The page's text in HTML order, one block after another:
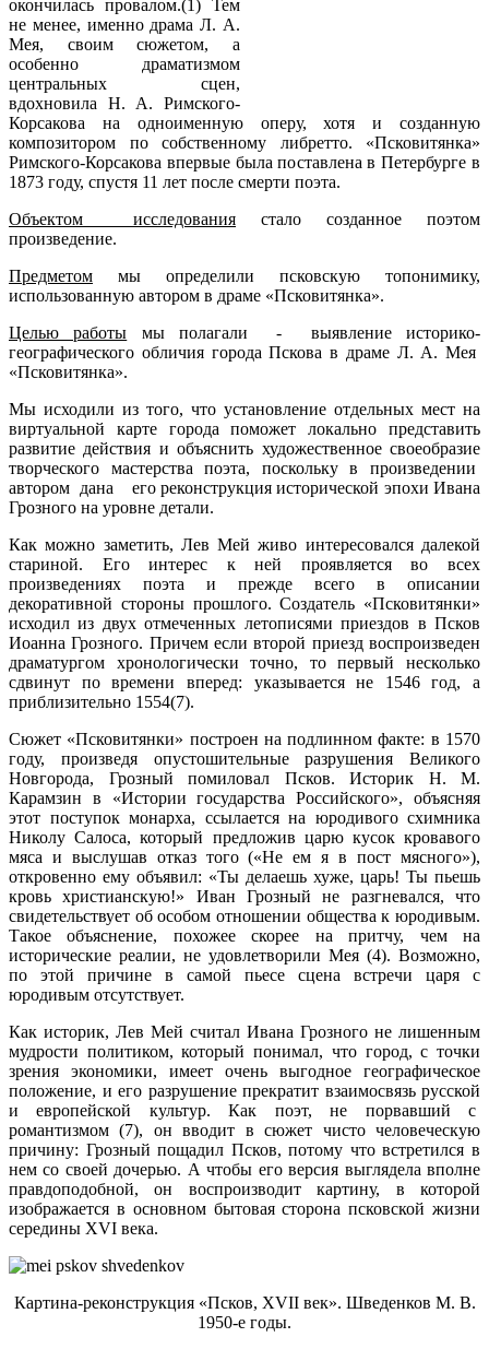
окончилась провалом.(1) Тем
не менее, именно драма Л. А.
Мея, своим сюжетом, а
особенно драматизмом
центральных сцен,
вдохновила Н. А. Римского-
Корсакова на одноименную оперу, хотя и созданную
композитором по собственному либретто. «Псковитянка»
Римского-Корсакова впервые была поставлена в Петербурге в
1873 году, спустя 11 лет после смерти поэта.
Объектом исследования стало созданное поэтом
произведение.
Предметом мы определили псковскую топонимику,
использованную автором в драме «Псковитянка».
Целью работы мы полагали - выявление историко-
географического обличия города Пскова в драме Л. А. Мея
«Псковитянка».
Мы исходили из того, что установление отдельных мест на
виртуальной карте города поможет локально представить
развитие действия и объяснить художественное своеобразие
творческого мастерства поэта, поскольку в произведении
автором дана его реконструкция исторической эпохи Ивана
Грозного на уровне детали.
Как можно заметить, Лев Мей живо интересовался далекой
стариной. Его интерес к ней проявляется во всех
произведениях поэта и прежде всего в описании
декоративной стороны прошлого. Создатель «Псковитянки»
исходил из двух отмеченных летописями приездов в Псков
Иоанна Грозного. Причем если второй приезд воспроизведен
драматургом хронологически точно, то первый несколько
сдвинут по времени вперед: указывается не 1546 год, а
приблизительно 1554(7).
Сюжет «Псковитянки» построен на подлинном факте: в 1570
году, произведя опустошительные разрушения Великого
Новгорода, Грозный помиловал Псков. Историк Н. М.
Карамзин в «Истории государства Российского», объясняя
этот поступок монарха, ссылается на юродивого схимника
Николу Салоса, который предложив царю кусок кровавого
мяса и выслушав отказ того («Не ем я в пост мясного»),
откровенно ему объявил: «Ты делаешь хуже, царь! Ты пьешь
кровь христианскую!» Иван Грозный не разгневался, что
свидетельствует об особом отношении общества к юродивым.
Такое объяснение, похожее скорее на притчу, чем на
исторические реалии, не удовлетворили Мея (4). Возможно,
по этой причине в самой пьесе сцена встречи царя с
юродивым отсутствует.
Как историк, Лев Мей считал Ивана Грозного не лишенным
мудрости политиком, который понимал, что город, с точки
зрения экономики, имеет очень выгодное географическое
положение, и его разрушение прекратит взаимосвязь русской
и европейской культур. Как поэт, не порвавший с
романтизмом (7), он вводит в сюжет чисто человеческую
причину: Грозный пощадил Псков, потому что встретился в
нем со своей дочерью. А чтобы его версия выглядела вполне
правдоподобной, он воспроизводит картину, в которой
изображается в основном бытовая сторона псковской жизни
середины XVI века.
Картина-реконструкция «Псков, XVII век». Шведенков М. В.
1950-е годы.